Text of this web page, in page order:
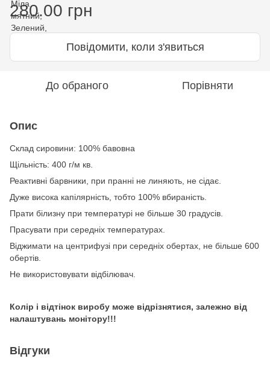
280.00 грн
Повідомити, коли з'явиться
До обраного Порівняти
Опис
Склад сировини: 100% бавовна
Щільність: 400 г/м кв.
Реактивні барвники, при пранні не линяють, не сідає.
Дуже висока капілярність, тобто 100% вбираність.
Прати білизну при температурі не більше 30 градусів.
Прасувати при середніх температурах.
Віджимати на центрифузі при середніх обертах, не більше 600
обертів.
Не використовувати відбілювач.
Колір і відтінок виробу може відрізнятися, залежно від
налаштувань монітору!!!
Відгуки